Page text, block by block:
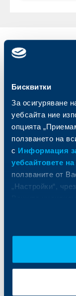
Бисквитки
За осигуряване
уебсайта ние
опцията
ползването на
с Информация
уебсайтовете
ползваните от
„Настройки“,
Индивидуални
клиенти
Кредити
Спестявания и
Частно банкиране
Застраховки
Актуализация на
Европейско